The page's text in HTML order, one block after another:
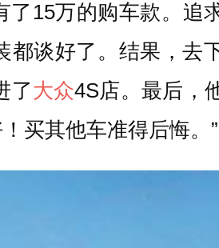
15万的购车款。追
都谈好了。结果，去
了大众4S店。最后，
买其他车准得后悔。”